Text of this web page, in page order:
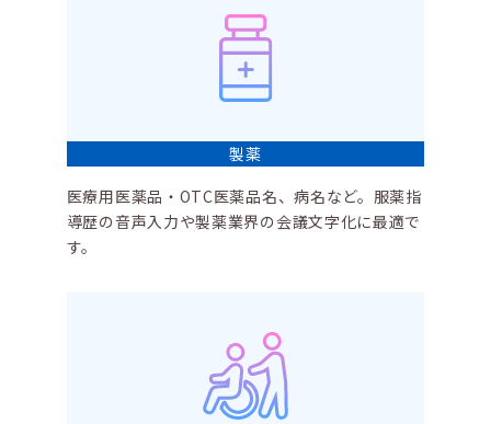
製薬
医療用医薬品・OTC医薬品名、病名など。服薬指
導歴の音声入力や製薬業界の会議文字化に最適で
す。